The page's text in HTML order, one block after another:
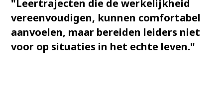
"Leertrajecten die de werkelijkheid
vereenvoudigen, kunnen comfortabel
aanvoelen, maar bereiden leiders niet
voor op situaties in het echte leven."